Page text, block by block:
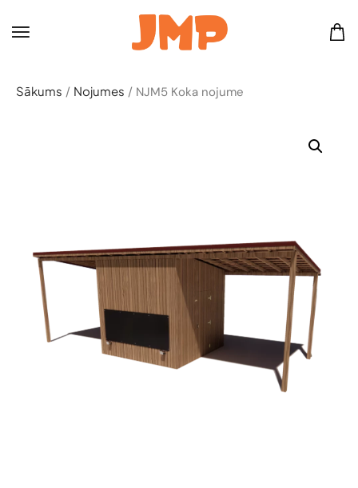
Sākums / Nojumes / NJM5 Koka nojume